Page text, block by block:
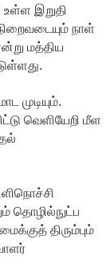
உள்ள இறுதி
நாள்
மத்திய
முடியும்.
வெளியேறி மீள
தொழில்நுட்ப
திரும்பும்